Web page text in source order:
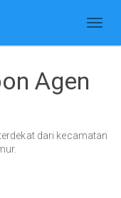
Agen
dari kecamatan